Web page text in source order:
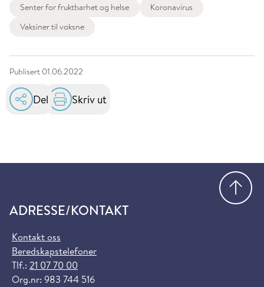
Senter for fruktbarhet og helse
Koronavirus
Vaksiner til voksne
Publisert 01.06.2022
Del Skriv ut
ADRESSE/KONTAKT
Kontakt oss
Beredskapstelefoner
Tlf.: 21 07 70 00
Org.nr: 983 744 516